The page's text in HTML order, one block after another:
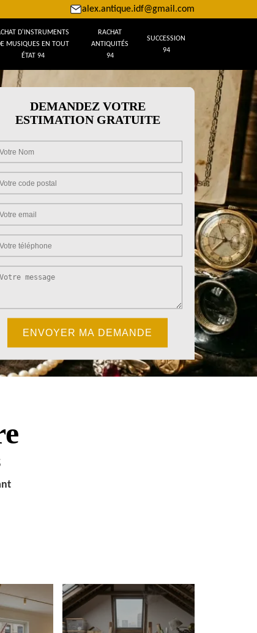
alex.antique.idf@gmail.com
D'INSTRUMENTS
MUSIQUES EN TOUT
ÉTAT 94
RACHAT
ANTIQUITÉS
94
SUCCESSION
94
DEMANDEZ VOTRE
ESTIMATION GRATUITE